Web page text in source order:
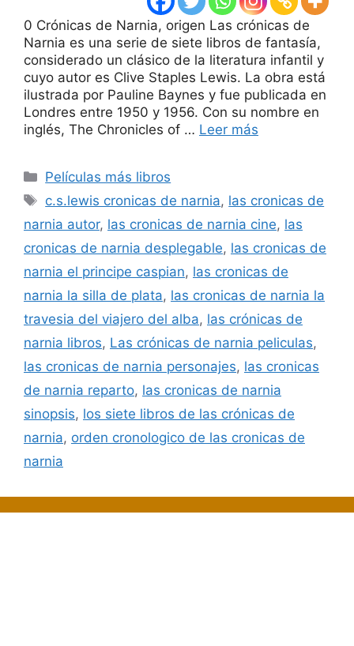
0 Crónicas de Narnia, origen Las crónicas de
Narnia es una serie de siete libros de fantasía,
considerado un clásico de la literatura infantil y
cuyo autor es Clive Staples Lewis. La obra está
ilustrada por Pauline Baynes y fue publicada en
Londres entre 1950 y 1956. Con su nombre en
inglés, The Chronicles of … Leer más
Categorías
Películas más libros
Etiquetas
c.s.lewis cronicas de narnia, las cronicas de
narnia autor, las cronicas de narnia cine, las
cronicas de narnia desplegable, las cronicas de
narnia el principe caspian, las cronicas de
narnia la silla de plata, las cronicas de narnia la
travesia del viajero del alba, las crónicas de
narnia libros, Las crónicas de narnia peliculas,
las cronicas de narnia personajes, las cronicas
de narnia reparto, las cronicas de narnia
sinopsis, los siete libros de las crónicas de
narnia, orden cronologico de las cronicas de
narnia